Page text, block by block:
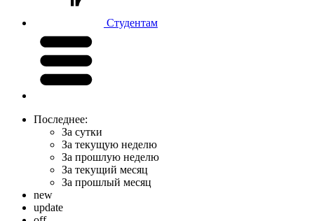
Студентам
Последнее:
За сутки
За текущую неделю
За прошлую неделю
За текущий месяц
За прошлый месяц
new
update